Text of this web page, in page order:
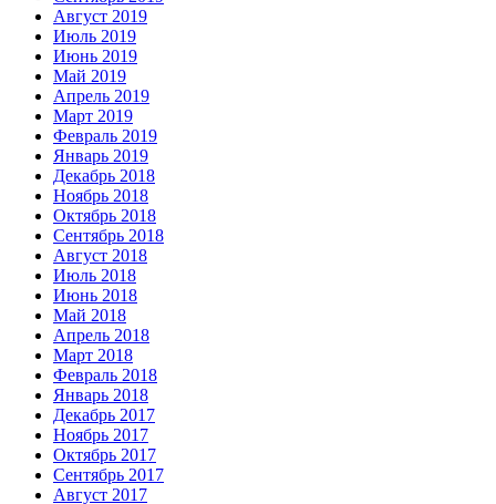
Август 2019
Июль 2019
Июнь 2019
Май 2019
Апрель 2019
Март 2019
Февраль 2019
Январь 2019
Декабрь 2018
Ноябрь 2018
Октябрь 2018
Сентябрь 2018
Август 2018
Июль 2018
Июнь 2018
Май 2018
Апрель 2018
Март 2018
Февраль 2018
Январь 2018
Декабрь 2017
Ноябрь 2017
Октябрь 2017
Сентябрь 2017
Август 2017